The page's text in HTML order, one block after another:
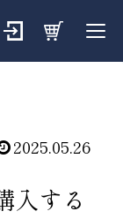
2025.05.26
入する